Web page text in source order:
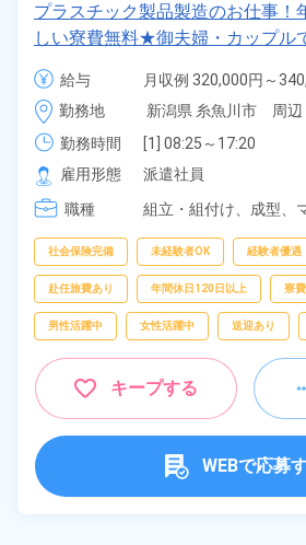
フリーワー
ド
自宅周辺の
お仕事
出典：「位置参照情報」(国土交
プラスチック製品製造のお仕事！
しい寮費無料★御夫婦・カップル
年齢の男女活躍中！高時給1,400円
ク・自転車通勤可！寮から無料送
用制度あり！《新潟県糸魚川市》
給与
月収例 320,000円～
時給 1,400円～1,400円
勤務地
新潟県 糸魚川市　周辺
勤務時間
[1] 08:25～17:20
[2] 20:30～05:45
雇用形態
派遣社員
職種
組立・組付け、 成型、
梱包
社会保険完備 未経験者OK 経験者優遇
赴任旅費あり 年間休日120日以上 寮
男性活躍中 女性活躍中 送迎あり
キープする
WEBで応募